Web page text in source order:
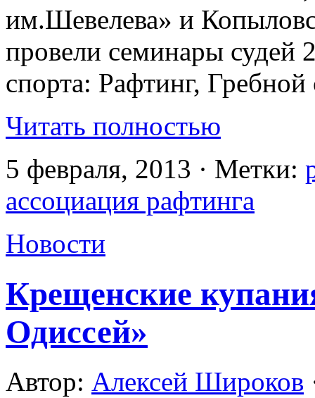
им.Шевелева» и
провели семинары судей
спорта: Рафтинг, Гребной
Читать полностью
5 февраля, 2013 · Метки:
ассоциация рафтинга
Новости
Крещенские
Одиссей»
Автор: Алексей Широков